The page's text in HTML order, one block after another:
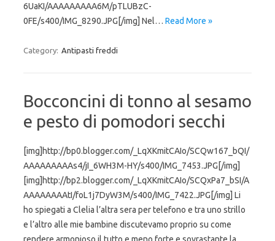
6UaKI/AAAAAAAAA6M/pTLUBzC-
0FE/s400/IMG_8290.JPG[/img] Nel… Read More »
Category: Antipasti freddi
Bocconcini di tonno al sesamo
e pesto di pomodori secchi
[img]http://bp0.blogger.com/_LqXKmitCAIo/SCQw167_bQI/
AAAAAAAAAs4/jI_6WH3M-HY/s400/IMG_7453.JPG[/img]
[img]http://bp2.blogger.com/_LqXKmitCAIo/SCQxPa7_bSI/A
AAAAAAAAtI/foL1j7DyW3M/s400/IMG_7422.JPG[/img] Li
ho spiegati a Clelia l’altra sera per telefono e tra uno strillo
e l’altro alle mie bambine discutevamo proprio su come